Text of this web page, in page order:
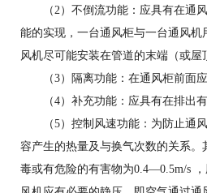
（2）不倒流功能：应具有在通
能的实现，一台通风柜与一台通风
风机尽可能安装在管道的末端（或屋
（3）隔离功能：在通风柜前面
（4）补充功能：应具有在排出
（5）控制风速功能：为防止通
容产生的热量及与换气次数的关系
毒或有危险的有害物为0.4―0.5m/s